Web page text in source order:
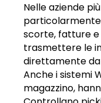
Nelle aziende
scorte, fatture e
trasmettere le
direttamente
Anche i sistemi
magazzino,